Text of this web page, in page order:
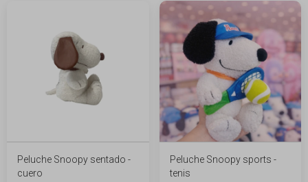
Peluche Snoopy sentado -
cuero
Peluche Snoopy sports -
tenis